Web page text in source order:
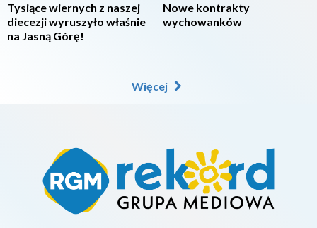
Tysiące wiernych z naszej
diecezji wyruszyło właśnie
na Jasną Górę!
Nowe kontrakty
wychowanków
Więcej